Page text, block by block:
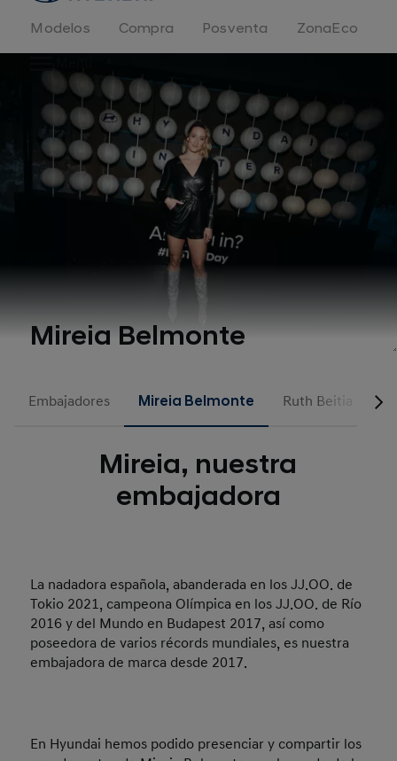
Modelos Compra Posventa
ZonaEco
Mireia Belmonte
Embajadores Mireia Belmonte Ruth Beitia
Mireia, nuestra
embajadora
La nadadora española, abanderada en los JJ.OO. de
Tokio 2021, campeona Olímpica en los JJ.OO. de Río
2016 y del Mundo en Budapest 2017, así como
poseedora de varios récords mundiales, es nuestra
embajadora de marca desde 2017.
En Hyundai hemos podido presenciar y compartir los